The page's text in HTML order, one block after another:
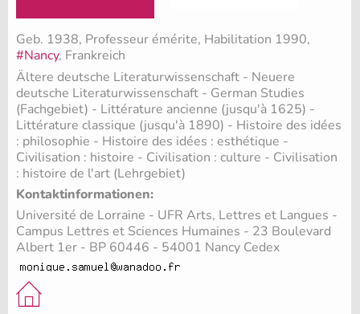
Geb. 1938, Professeur émérite, Habilitation 1990,
#Nancy, Frankreich
Ältere deutsche Literaturwissenschaft - Neuere
deutsche Literaturwissenschaft - German Studies
(Fachgebiet) - Littérature ancienne (jusqu'à 1625) -
Littérature classique (jusqu'à 1890) - Histoire des idées
: philosophie - Histoire des idées : esthétique -
Civilisation : histoire - Civilisation : culture - Civilisation
: histoire de l'art (Lehrgebiet)
Kontaktinformationen:
Université de Lorraine - UFR Arts, Lettres et Langues -
Campus Lettres et Sciences Humaines - 23 Boulevard
Albert 1er - BP 60446 - 54001 Nancy Cedex